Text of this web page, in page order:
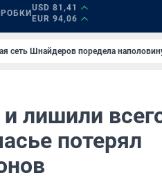
USD 81,41
EUR 94,06
сеть Шнайдеров поредела
лишили
потерял